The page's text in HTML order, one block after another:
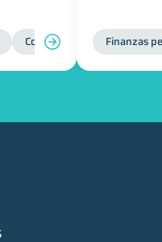
Consejos Organización
Finanzas